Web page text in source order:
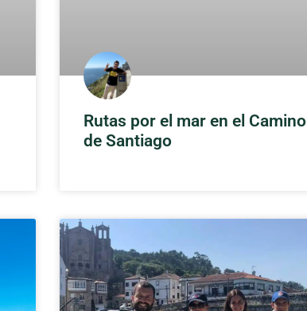
Rutas por el mar en el Camino
de Santiago